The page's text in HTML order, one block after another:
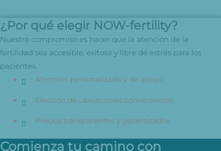
¿Por qué elegir NOW-fertility?
Nuestro compromiso es hacer que la atención de la
fertilidad sea accesible, exitosa y libre de estrés para los
pacientes.
Atención personalizada y de apoyo
Elección de ubicaciones convenientes
Precios transparentes y garantizados
Comienza tu camino con